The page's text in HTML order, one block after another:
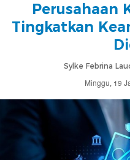
Perusahaan
Tingkatkan
Sylke Febrina
Minggu, 19